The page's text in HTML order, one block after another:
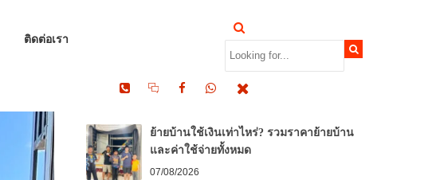
ติดต่อเรา
RECENT POSTS
ย้ายบ้านใช้เงินเท่าไหร่? รวมราคาย้ายบ้าน
และค่าใช้จ่ายทั้งหมด
07/08/2026